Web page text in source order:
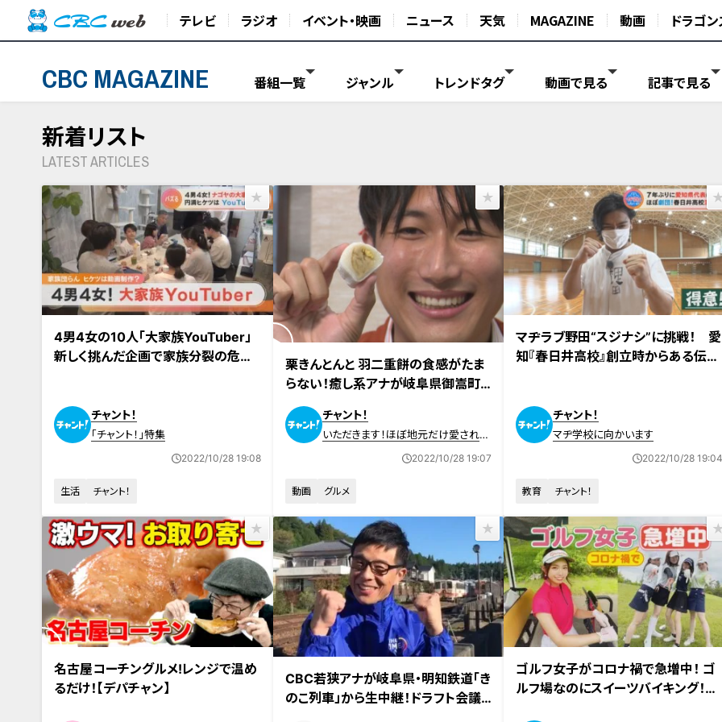
テレビ ラジオ イベント・映画 ニュース 天気 MAGAZINE 動画 ドラゴン
CBC MAGAZINE 番組一覧 ジャンル トレンドタグ 動画で見る 記事で見る
新着リスト
LATEST ARTICLES
4男4女の10人「大家族YouTuber」
新しく挑んだ企画で家族分裂の危機
チャント！
「チャント！」特集
2022/10/28 19:08
生活 チャント！
栗きんとんと 羽二重餅の食感がたま
らない！癒し系アナが岐阜県御嵩町
の『栗すだれ』を調査！
チャント！
いただきます！ほぼ地元だけ愛され
2022/10/28 19:07
動画 グルメ
マヂラブ野田“スジナシ”に挑戦！ 愛
知『春日井高校』創立時からある伝統
チャント！
マヂ学校に向かいます
2022/10/28 19:04
教育 チャント！
名古屋コーチングルメ!レンジで温め
るだけ！【デパチャン】
CBC若狭アナが岐阜県・明知鉄道「き
のこ列車」から生中継！ドラフト会議
ゴルフ女子がコロナ禍で急増中！ ゴ
ルフ場なのにスイーツバイキング！？